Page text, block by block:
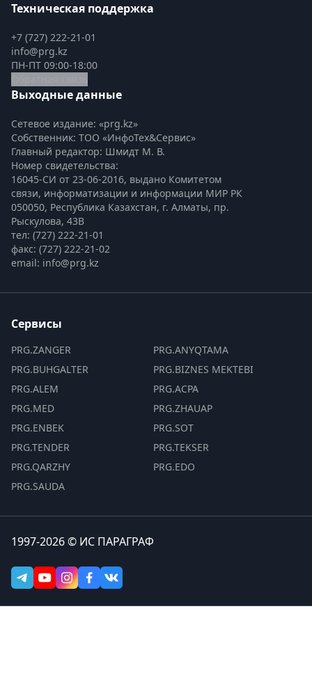
Техническая поддержка
+7 (727) 222-21-01
info@prg.kz
ПН-ПТ 09:00-18:00
Выходные данные
Сетевое издание: «prg.kz»
Собственник: ТОО «ИнфоТех&Сервис»
Главный редактор: Шмидт М. В.
Номер свидетельства:
16045-СИ от 23-06-2016, выдано Комитетом
связи, информатизации и информации МИР РК
050050, Республика Казахстан, г. Алматы, пр.
Рыскулова, 43В
тел: (727) 222-21-01
факс: (727) 222-21-02
email: info@prg.kz
Сервисы
PRG.ZANGER
PRG.BUHGALTER
PRG.ALEM
PRG.MED
PRG.ENBEK
PRG.TENDER
PRG.QARZHY
PRG.SAUDA
PRG.ANYQTAMA
PRG.BIZNES MEKTEBI
PRG.ACPA
PRG.ZHAUAP
PRG.SOT
PRG.TEKSER
PRG.EDO
1997-2026 © ИС ПАРАГРАФ